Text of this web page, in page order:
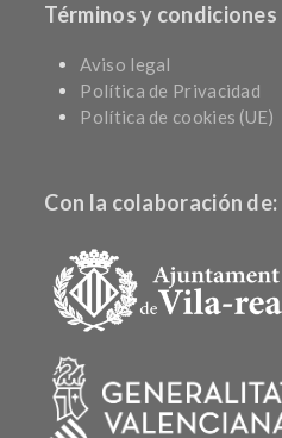
Términos y condiciones
Aviso legal
Política de Privacidad
Política de cookies (UE)
Con la colaboración de: